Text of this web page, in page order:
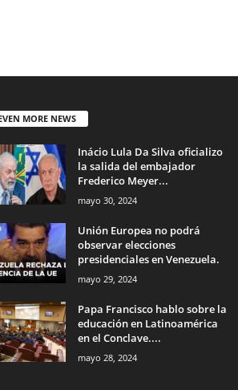
MORE NEWS
Inácio Lula Da Silva oficializo
la salida del embajador
Frederico Meyer...
mayo 30, 2024
Unión Europea no podrá
observar elecciones
presidenciales en Venezuela.
mayo 29, 2024
Papa Francisco hablo sobre la
educación en Latinoamérica
en el Conclave....
mayo 28, 2024